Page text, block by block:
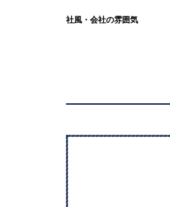
社風・会社の雰囲気